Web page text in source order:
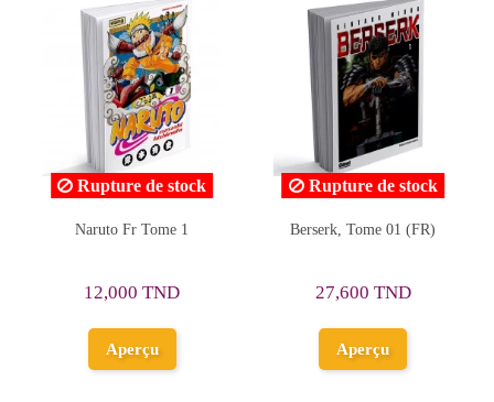
Rupture de stock
Berserk, Tome 01 (FR)
27,600 TND
Aperçu
One-Punch Man, English,
38,350 TND
Ajouter au
panier